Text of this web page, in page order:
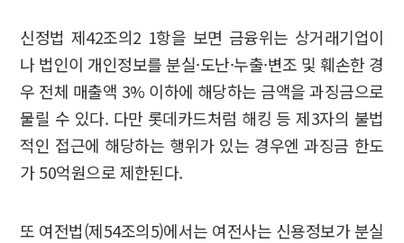
신정법 제42조의2 1항을 보면 금융위는 상거래기업이
나 법인이 개인정보를 분실·도난·누출·변조 및 훼손한 경
우 전체 매출액 3% 이하에 해당하는 금액을 과징금으로
물릴 수 있다. 다만 롯데카드처럼 해킹 등 제3자의 불법
적인 접근에 해당하는 행위가 있는 경우엔 과징금 한도
가 50억원으로 제한된다.
또 여전법(제54조의5)에서는 여전사는 신용정보가 분실